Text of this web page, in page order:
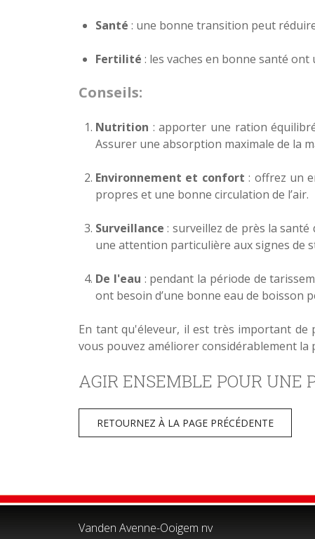
Santé : une bonne transition peut
Fertilité : les vaches en bonne santé
Conseils:
Nutrition : apporter une ration
Assurer une absorption maximale de la
Environnement et confort : offrez un
propres et une bonne circulation de l’air.
Surveillance : surveillez de près la
une attention particulière aux signes de
De l'eau : pendant la période de
ont besoin d’une bonne eau de
En tant qu'éleveur, il est très important de
vous pouvez améliorer considérablement
AGIR ENSEMBLE POUR UNE
RETOURNEZ À LA PAGE PRÉCÉDENTE
Vanden Avenne-Ooigem nv